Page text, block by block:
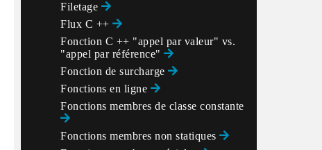
Filetage
Flux C ++
Fonction C ++ "appel par valeur" vs.
"appel par référence"
Fonction de surcharge
Fonctions en ligne
Fonctions membres de classe constante
Fonctions membres non statiques